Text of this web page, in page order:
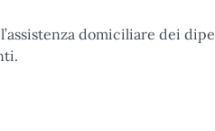
domiciliare dei